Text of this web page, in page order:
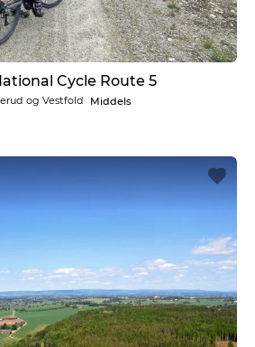
Cycle Route 5
og Vestfold Middels